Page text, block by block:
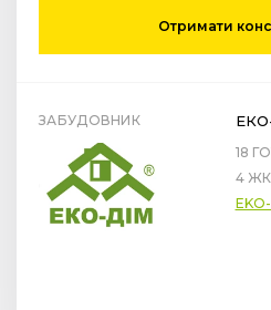
Отримати
ЗАБУДОВНИК
18
4